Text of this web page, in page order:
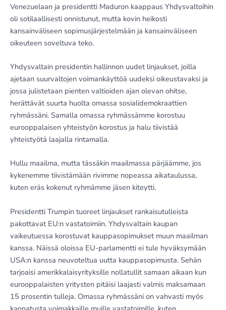
Venezuelaan ja presidentti Maduron kaappaus Yhdysvaltoihin
oli sotilaallisesti onnistunut, mutta kovin heikosti
kansainväliseen sopimusjärjestelmään ja kansainväliseen
oikeuteen soveltuva teko.
Yhdysvaltain presidentin hallinnon uudet linjaukset, joilla
ajetaan suurvaltojen voimankäyttöä uudeksi oikeustavaksi ja
jossa julistetaan pienten valtioiden ajan olevan ohitse,
herättävät suurta huolta omassa sosialidemokraattien
ryhmässäni. Samalla omassa ryhmässämme korostuu
eurooppalaisen yhteistyön korostus ja halu tiivistää
yhteistyötä laajalla rintamalla.
Hullu maailma, mutta tässäkin maailmassa pärjäämme, jos
kykenemme tiivistämään rivimme nopeassa aikataulussa,
kuten eräs kokenut ryhmämme jäsen kiteytti.
Presidentti Trumpin tuoreet linjaukset rankaisutulleista
pakottavat EU:n vastatoimiin. Yhdysvaltain kaupan
vaikeutuessa korostuvat kauppasopimukset muun maailman
kanssa. Näissä oloissa EU-parlamentti ei tule hyväksymään
USA:n kanssa neuvoteltua uutta kauppasopimusta. Sehän
tarjoaisi amerikkalaisyrityksille nollatullit samaan aikaan kun
eurooppalaisten yritysten pitäisi laajasti valmis maksamaan
15 prosentin tulleja. Omassa ryhmässäni on vahvasti myös